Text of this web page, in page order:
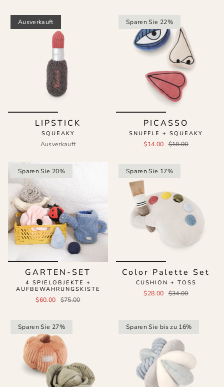
Ausverkauft
LIPSTICK
SQUEAKY
Ausverkauft
Sparen Sie 22%
PICASSO
SNUFFLE + SQUEAKY
$14.00 $18.00
Sparen Sie 20%
GARTEN-SET
4 SPIELOBJEKTE +
AUFBEWAHRUNGSKISTE
$60.00 $75.00
Sparen Sie 17%
Color Palette Set
CUSHION + TOSS
$28.00 $34.00
Sparen Sie 27% Sparen Sie bis zu 16%